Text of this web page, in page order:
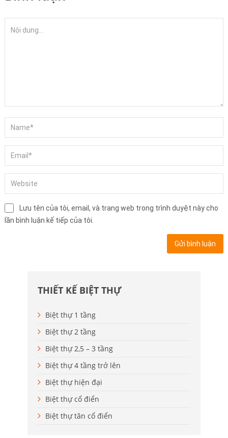
Lưu tên của tôi, email, và trang web trong trình duyệt này cho
lần bình luận kế tiếp của tôi.
THIẾT KẾ BIỆT THỰ
Biệt thự 1 tầng
Biệt thự 2 tầng
Biệt thự 2,5 – 3 tầng
Biệt thự 4 tầng trở lên
Biệt thự hiện đại
Biệt thự cổ điển
Biệt thự tân cổ điển